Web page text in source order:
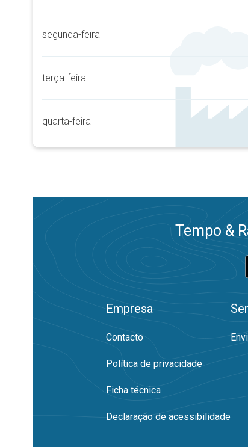
segunda-feira
terça-feira
quarta-feira
Tempo &
Empresa
Contacto
Política de privacidade
Ficha técnica
Declaração de acessibilidade